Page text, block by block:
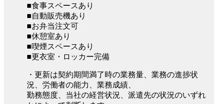
■食事スペースあり
■自動販売機あり
■お弁当注文可
■休憩室あり
■喫煙スペースあり
■更衣室・ロッカー完備
・更新は契約期間満了時の業務量、業務の進捗状
況、労働者の能力、業務成績、
勤務態度、当社の経営状況、派遣先の状況のいずれ